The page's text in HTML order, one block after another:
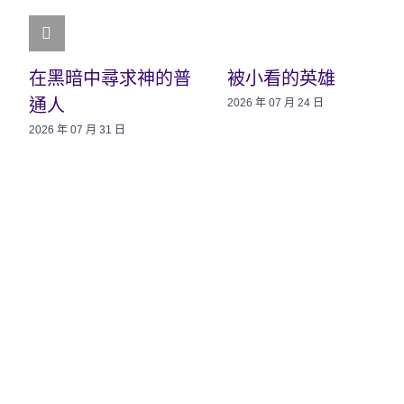
在黑暗中尋求神的普
通人
2026 年 07 月 31 日
被小看的英雄
2026 年 07 月 24 日